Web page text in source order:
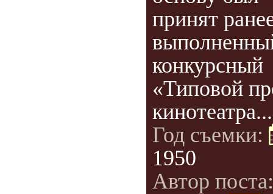
принят
конкурсный
«Типовой
кинотеатра...
Год съемки:
1950
Автор